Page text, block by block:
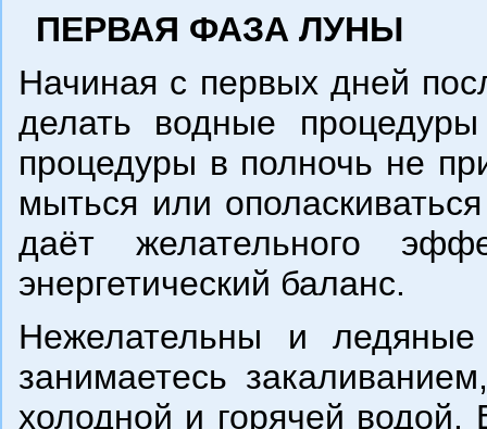
ПЕРВАЯ ФАЗА ЛУНЫ
Начиная с первых дней
делать водные
процедуры в полночь не
мыться или
даёт желательного
энергетический баланс.
Нежелательны и
занимаетесь
холодной и горячей водой.